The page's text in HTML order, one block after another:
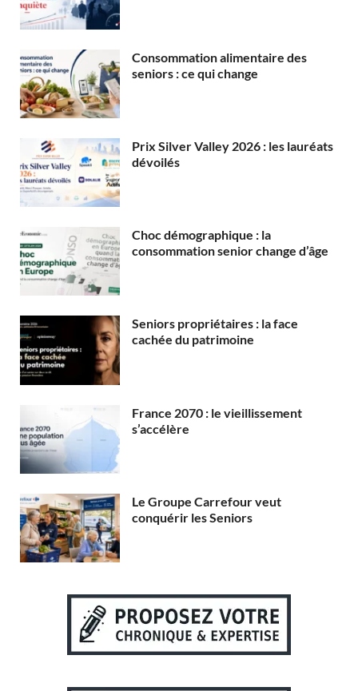
Consommation alimentaire des
seniors : ce qui change
Prix Silver Valley 2026 : les lauréats
dévoilés
Choc démographique : la
consommation senior change d’âge
Seniors propriétaires : la face
cachée du patrimoine
France 2070 : le vieillissement
s’accélère
Le Groupe Carrefour veut
conquérir les Seniors